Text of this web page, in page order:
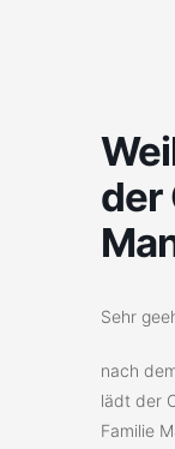
der
Sehr
nach
lädt der
Familie